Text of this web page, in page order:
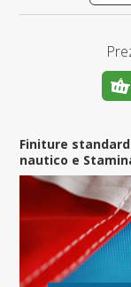
Finiture
nautico e